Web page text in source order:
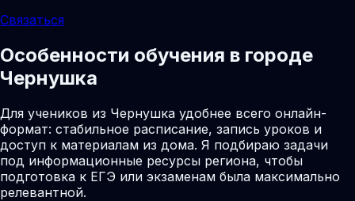
Связаться
Особенности обучения в городе
Чернушка
Для учеников из Чернушка удобнее всего онлайн-
формат: стабильное расписание, запись уроков и
доступ к материалам из дома. Я подбираю задачи
под информационные ресурсы региона, чтобы
подготовка к ЕГЭ или экзаменам была максимально
релевантной.